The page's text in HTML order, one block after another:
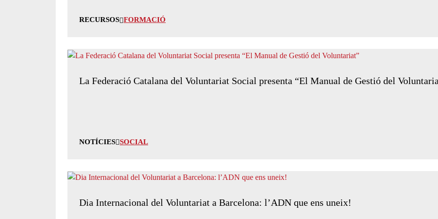
RECURSOS FORMACIÓ
La Federació Catalana del Voluntariat Social presenta “El Manual de Gestió del
NOTÍCIES SOCIAL
Dia Internacional del Voluntariat a Barcelona: l’ADN que ens uneix!